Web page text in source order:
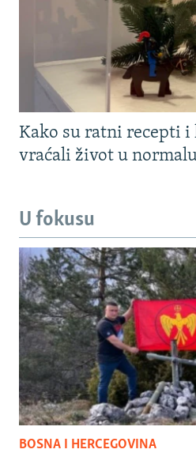
Kako su ratni recepti
vraćali život u
U fokusu
BOSNA I HERCEGOVINA